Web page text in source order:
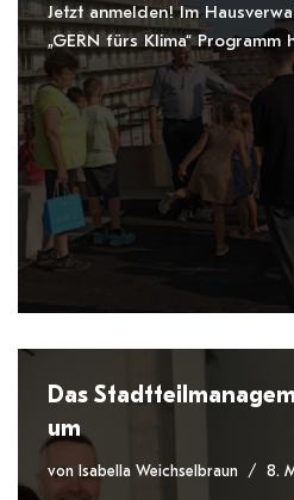
Jetzt anmelden! Im
„GERN fürs Klima“
Das
um
von Isabella Weichselbraun 8.